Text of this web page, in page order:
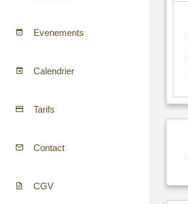
Evenements
Calendrier
Tarifs
Contact
CGV